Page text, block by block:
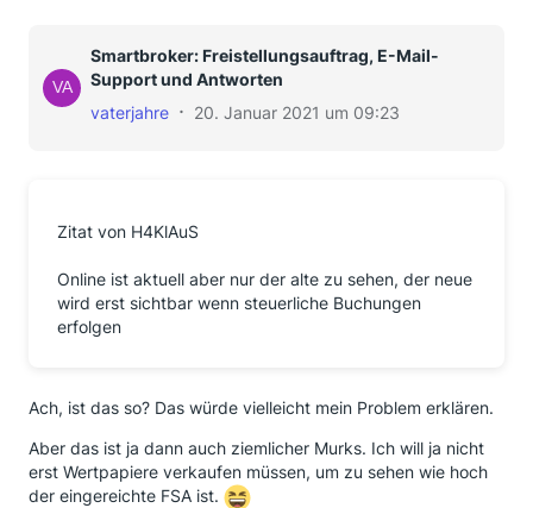
Smartbroker: Freistellungsauftrag, E-Mail-
Support und Antworten
vaterjahre
20. Januar 2021 um 09:23
Zitat von H4KlAuS
Online ist aktuell aber nur der alte zu sehen, der neue
wird erst sichtbar wenn steuerliche Buchungen
erfolgen
Ach, ist das so? Das würde vielleicht mein Problem erklären.
Aber das ist ja dann auch ziemlicher Murks. Ich will ja nicht
erst Wertpapiere verkaufen müssen, um zu sehen wie hoch
der eingereichte FSA ist.